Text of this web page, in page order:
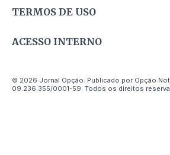
TERMOS DE USO
ACESSO INTERNO
© 2026 Jornal Opção. Publicado por Opção
09.236.355/0001-59. Todos os direitos